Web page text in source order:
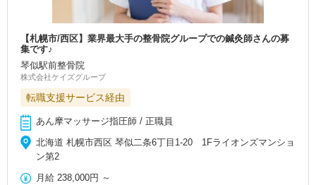
【札幌市/西区】業界最大手の整骨院グループでの鍼灸師さんの募
集です♪
琴似駅前整骨院
株式会社ケイズグループ
転職支援サービス経由
あん摩マッサージ指圧師 / 正職員
北海道 札幌市西区 琴似二条6丁目1-20 1Fライオンズマンショ
ン第2
月給 238,000円 ～